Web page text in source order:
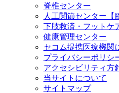
脊椎センター
人工関節センター【
下肢救済・フットケ
健康管理センター
セコム提携医療機関
プライバシーポリシ
アクセシビリティ方
当サイトについて
サイトマップ